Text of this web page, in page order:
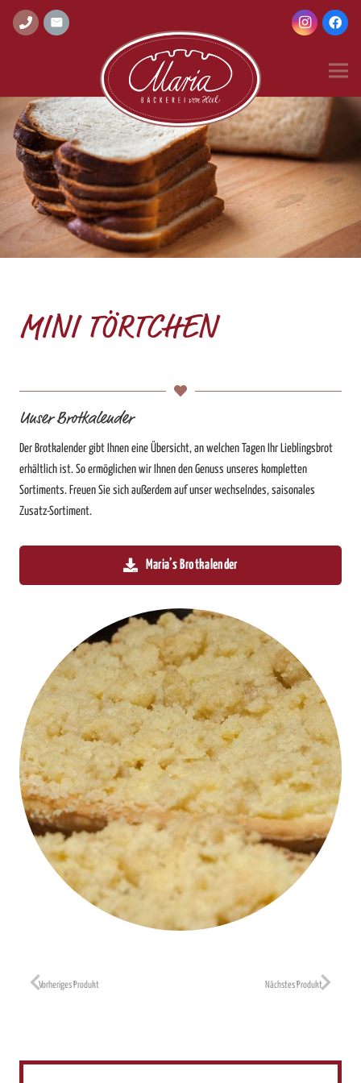
MINI TÖRTCHEN
Unser Brotkalender
Der Brotkalender gibt Ihnen eine Übersicht, an welchen Tagen Ihr Lieblingsbrot
erhältlich ist. So ermöglichen wir Ihnen den Genuss unseres kompletten
Sortiments. Freuen Sie sich außerdem auf unser wechselndes, saisonales
Zusatz-Sortiment.
Maria’s Brotkalender
Vorheriges Produkt Nächstes Produkt